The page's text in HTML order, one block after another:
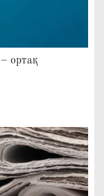
ортақ